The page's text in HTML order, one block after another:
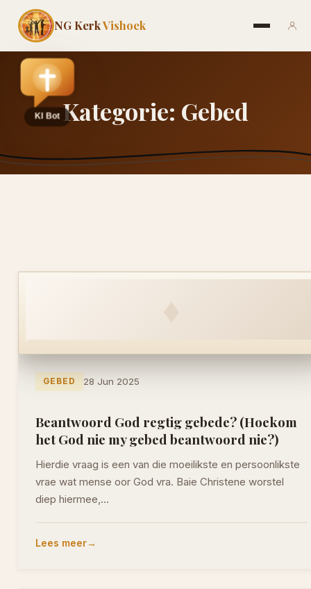
NG KerkVishoek
Kategorie: Gebed
GEBED 28 Jun 2025
Beantwoord God regtig gebede? (Hoekom
het God nie my gebed beantwoord nie?)
Hierdie vraag is een van die moeilikste en persoonlikste
vrae wat mense oor God vra. Baie Christene worstel
diep hiermee,…
Lees meer